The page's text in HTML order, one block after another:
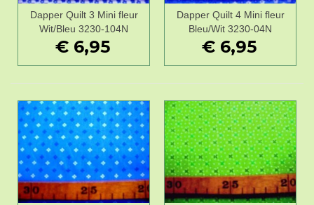
Dapper Quilt 3 Mini fleur
Wit/Bleu 3230-104N
€ 6,95
Dapper Quilt 4 Mini fleur
Bleu/Wit 3230-04N
€ 6,95